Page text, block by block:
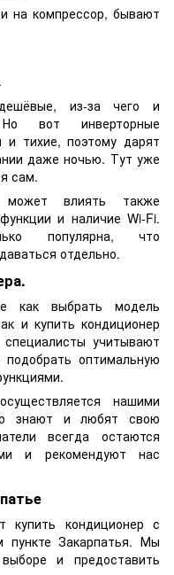
на компрессор, бывают
из-за чего и
Но вот инверторные
и тихие, поэтому дарят
даже ночью. Тут уже
сам.
может влиять также
и наличие Wi-Fi.
популярна, что
отдельно.
как выбрать модель
и купить кондиционер
учитывают
оптимальную
нашими
знают и любят свою
всегда остаются
и рекомендуют нас
купить кондиционер с
пункте Закарпатья. Мы
и предоставить